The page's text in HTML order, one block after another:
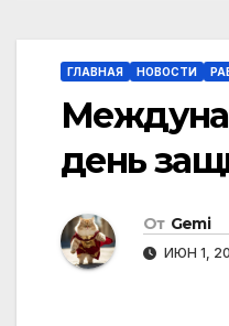
ГЛАВНАЯ НОВОСТИ
день
От Gemi
ИЮН 1,